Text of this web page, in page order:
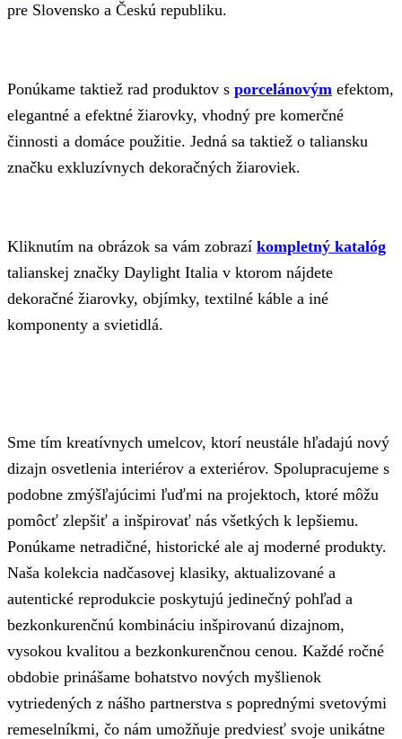
pre Slovensko a Českú republiku.
Ponúkame taktiež rad produktov s porcelánovým efektom,
elegantné a efektné žiarovky, vhodný pre komerčné
činnosti a domáce použitie. Jedná sa taktiež o taliansku
značku exkluzívnych dekoračných žiaroviek.
Kliknutím na obrázok sa vám zobrazí kompletný katalóg
talianskej značky Daylight Italia v ktorom nájdete
dekoračné žiarovky, objímky, textilné káble a iné
komponenty a svietidlá.
Sme tím kreatívnych umelcov, ktorí neustále hľadajú nový
dizajn osvetlenia interiérov a exteriérov. Spolupracujeme s
podobne zmýšľajúcimi ľuďmi na projektoch, ktoré môžu
pomôcť zlepšiť a inšpirovať nás všetkých k lepšiemu.
Ponúkame netradičné, historické ale aj moderné produkty.
Naša kolekcia nadčasovej klasiky, aktualizované a
autentické reprodukcie poskytujú jedinečný pohľad a
bezkonkurenčnú kombináciu inšpirovanú dizajnom,
vysokou kvalitou a bezkonkurenčnou cenou. Každé ročné
obdobie prinášame bohatstvo nových myšlienok
vytriedených z nášho partnerstva s poprednými svetovými
remeselníkmi, čo nám umožňuje predviesť svoje unikátne